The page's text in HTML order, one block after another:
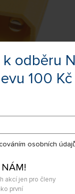
odběru
100
osobních
NÁM!
akcí jen pro členy
první